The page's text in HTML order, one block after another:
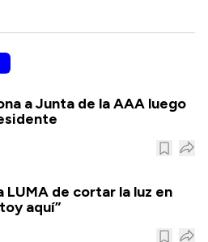
a Junta de la AAA luego
LUMA de cortar la luz en
aquí”